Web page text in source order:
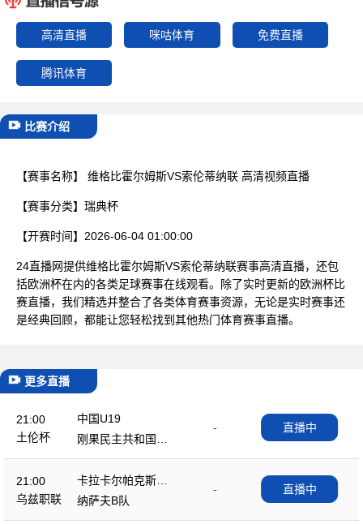
高清直播 咪咕体育 免费直播
腾讯体育
比赛介绍
【赛事名称】 维格比霍尔姆斯VS索伦蒂纳联 高清视频直播
【赛事分类】 瑞典杯
【开赛时间】 2026-06-04 01:00:00
24直播网提供维格比霍尔姆斯VS索伦蒂纳联赛事高清直播，还包
括欧洲杯在内的各类足球赛事在线观看。除了实时更新的欧洲杯比
赛直播，我们精选并整合了各类体育赛事资源，无论是实时赛事还
是经典回顾，都能让您轻松找到其他热门体育赛事直播。
更多直播
21:00
土伦杯
中国U19
-
刚果民主共和国U2
3
直播中
21:00
乌兹职联
卡拉卡尔帕克斯坦F
A
-
纳萨夫B队
直播中